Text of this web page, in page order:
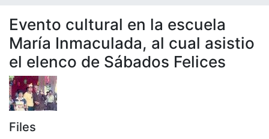
Evento cultural en la escuela
María Inmaculada, al cual asistio
el elenco de Sábados Felices
Files